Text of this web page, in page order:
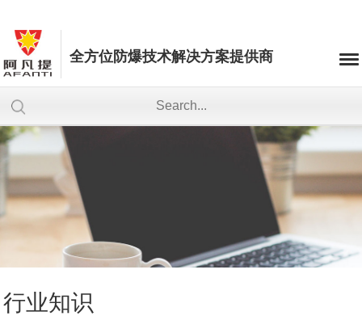
全方位防爆技术解决方案提供商
行业知识